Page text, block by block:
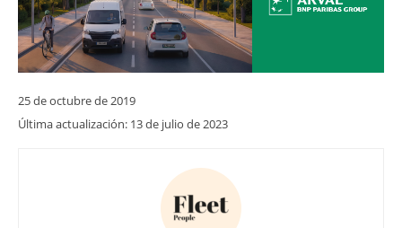
25 de octubre de 2019
Última actualización: 13 de julio de 2023